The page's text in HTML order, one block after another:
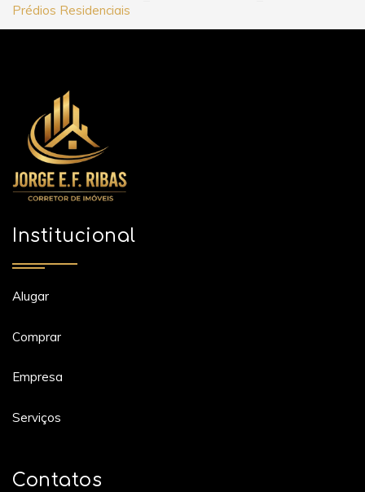
Prédios Residenciais
Institucional
Alugar
Comprar
Empresa
Serviços
Contatos